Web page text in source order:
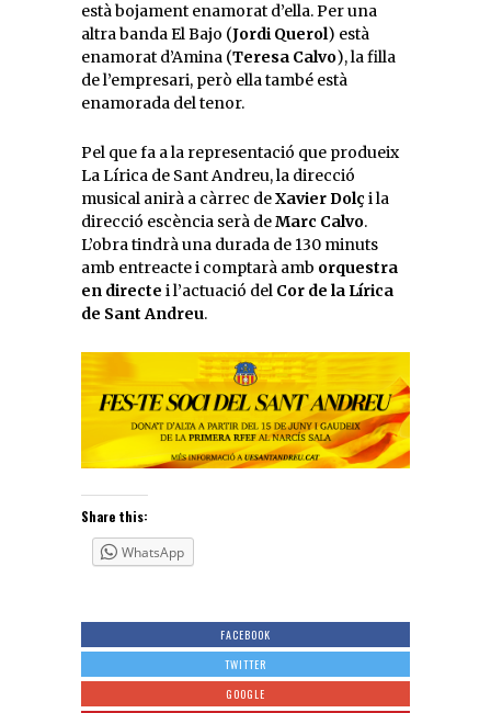
està bojament enamorat d’ella. Per una
altra banda El Bajo (Jordi Querol) està
enamorat d’Amina (Teresa Calvo), la filla
de l’empresari, però ella també està
enamorada del tenor.
Pel que fa a la representació que produeix
La Lírica de Sant Andreu, la direcció
musical anirà a càrrec deXavier Dolç i la
direcció escència serà deMarc Calvo.
L’obra tindrà una durada de 130 minuts
amb entreacte i comptarà amb orquestra
en directe i l’actuació del Cor de la Lírica
de Sant Andreu.
Share this:
WhatsApp
FACEBOOK
TWITTER
GOOGLE